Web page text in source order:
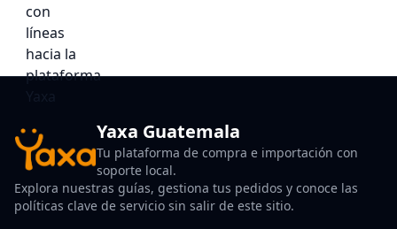
Yaxa Guatemala
Tu plataforma de compra e importación con
soporte local.
Explora nuestras guías, gestiona tus pedidos y conoce las
políticas clave de servicio sin salir de este sitio.